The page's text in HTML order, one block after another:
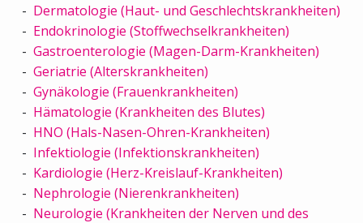
Dermatologie (Haut- und Geschlechtskrankheiten)
Endokrinologie (Stoffwechselkrankheiten)
Gastroenterologie (Magen-Darm-Krankheiten)
Geriatrie (Alterskrankheiten)
Gynäkologie (Frauenkrankheiten)
Hämatologie (Krankheiten des Blutes)
HNO (Hals-Nasen-Ohren-Krankheiten)
Infektiologie (Infektionskrankheiten)
Kardiologie (Herz-Kreislauf-Krankheiten)
Nephrologie (Nierenkrankheiten)
Neurologie (Krankheiten der Nerven und des